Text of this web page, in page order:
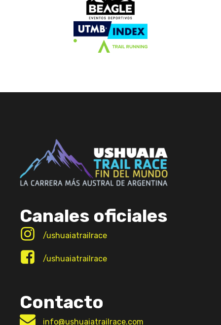
Canales oficiales
/ushuaiatrailrace
/ushuaiatrailrace
Contacto
info@ushuaiatrailrace.com